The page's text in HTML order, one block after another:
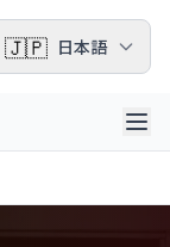
🇯🇵 日本語